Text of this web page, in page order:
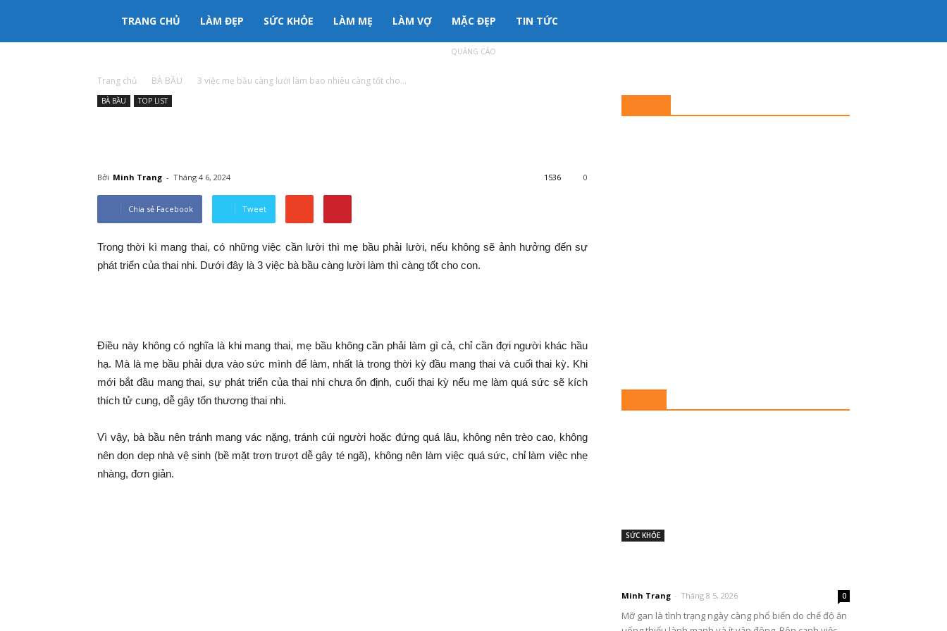
333mama
thông
Bé
Tin
tức
mỗi
TRANG CHỦ LÀM ĐẸP SỨC KHỎE LÀM MẸ LÀM VỢ MẶC ĐẸP TIN TỨC
QUẢNG CÁO
Trang chủ BÀ BẦU 3 việc mẹ bầu càng lười làm bao nhiêu càng tốt cho...
BÀ BẦU TOP LIST
Bởi Minh Trang - Tháng 4 6, 2024 0
1536
Chia sẻ Facebook Tweet
Trong thời kì mang thai, có những việc cần lười thì mẹ bầu phải lười, nếu không sẽ ảnh hưởng đến sự
phát triển của thai nhi. Dưới đây là 3 việc bà bầu càng lười làm thì càng tốt cho con.
Điều này không có nghĩa là khi mang thai, mẹ bầu không cần phải làm gì cả, chỉ cần đợi người khác hầu
hạ. Mà là mẹ bầu phải dựa vào sức mình để làm, nhất là trong thời kỳ đầu mang thai và cuối thai kỳ. Khi
mới bắt đầu mang thai, sự phát triển của thai nhi chưa ổn định, cuối thai kỳ nếu mẹ làm quá sức sẽ kích
thích tử cung, dễ gây tổn thương thai nhi.
Vì vậy, bà bầu nên tránh mang vác nặng, tránh cúi người hoặc đứng quá lâu, không nên trèo cao, không
nên dọn dẹp nhà vệ sinh (bề mặt trơn trượt dễ gây té ngã), không nên làm việc quá sức, chỉ làm việc nhẹ
nhàng, đơn giản.
SỨC KHỎE
Minh Trang - Tháng 8 5, 2026 0
Mỡ gan là tình trạng ngày càng phổ biến do chế độ ăn